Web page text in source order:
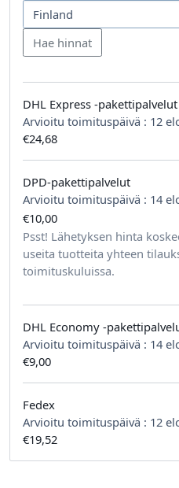
DHL Express -pakettipalvelut
Arvioitu toimituspäivä : 12
€24,68
DPD-pakettipalvelut
Arvioitu toimituspäivä : 14
€10,00
Psst! Lähetyksen hinta
useita tuotteita yhteen
toimituskuluissa.
DHL Economy -
Arvioitu toimituspäivä : 14
€9,00
Fedex
Arvioitu toimituspäivä : 12
€19,52